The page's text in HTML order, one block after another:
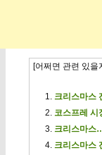
[어쩌면 관련 있
크리스마스
코스프레 시
크리스마스
크리스마스